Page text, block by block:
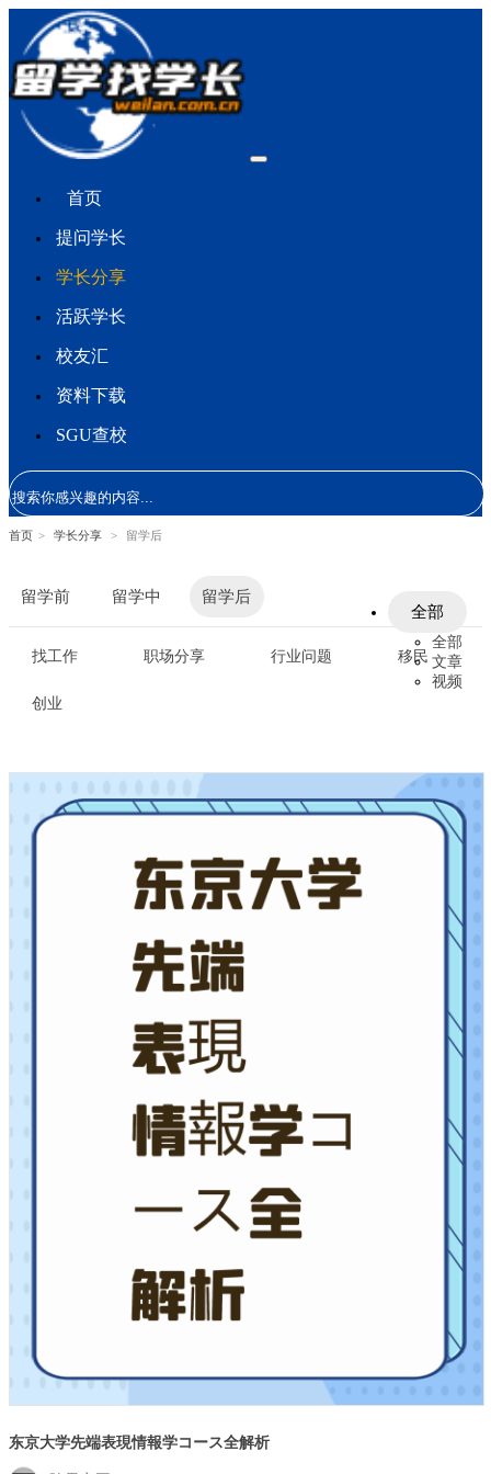
首页
提问学长
学长分享
活跃学长
校友汇
资料下载
SGU查校
首页 > 学长分享 > 留学后
留学前 留学中
留学后
全部
全部
文章
视频
找工作 职场分享 行业问题 移民
创业
东京大学先端表現情報学コース全解析